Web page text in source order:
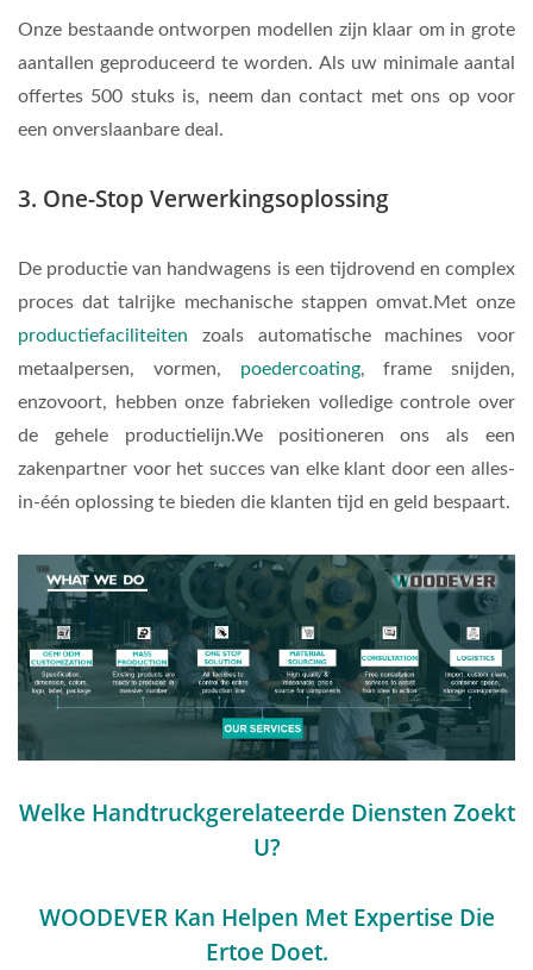
Onze bestaande ontworpen modellen zijn klaar om in grote
aantallen geproduceerd te worden. Als uw minimale aantal
offertes 500 stuks is, neem dan contact met ons op voor
een onverslaanbare deal.
3. One-Stop Verwerkingsoplossing
De productie van handwagens is een tijdrovend en complex
proces dat talrijke mechanische stappen omvat.Met onze
productiefaciliteiten zoals automatische machines voor
metaalpersen, vormen, poedercoating, frame snijden,
enzovoort, hebben onze fabrieken volledige controle over
de gehele productielijn.We positioneren ons als een
zakenpartner voor het succes van elke klant door een alles-
in-één oplossing te bieden die klanten tijd en geld bespaart.
Welke Handtruckgerelateerde Diensten Zoekt
U?
WOODEVER Kan Helpen Met Expertise Die
Ertoe Doet.